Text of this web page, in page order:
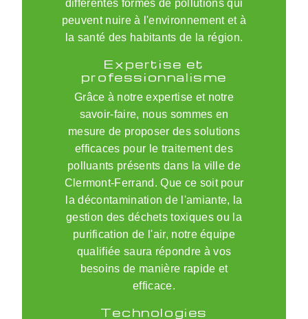
différentes formes de pollutions qui
peuvent nuire à l'environnement et à
la santé des habitants de la région.
Expertise et
professionnalisme
Grâce à notre expertise et notre
savoir-faire, nous sommes en
mesure de proposer des solutions
efficaces pour le traitement des
polluants présents dans la ville de
Clermont-Ferrand. Que ce soit pour
la décontamination de l'amiante, la
gestion des déchets toxiques ou la
purification de l'air, notre équipe
qualifiée saura répondre à vos
besoins de manière rapide et
efficace.
Technologies